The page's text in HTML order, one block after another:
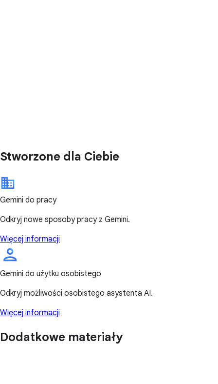
Stworzone dla Ciebie
Gemini do pracy
Odkryj nowe sposoby pracy z Gemini.
Więcej informacji
Gemini do użytku osobistego
Odkryj możliwości osobistego asystenta AI.
Więcej informacji
Dodatkowe materiały